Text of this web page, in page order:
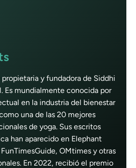
propietaria y fundadora de Siddhi
Es mundialmente conocida por
en la industria del bienestar
una de las 20 mejores
de yoga. Sus escritos
han aparecido en Elephant
OMtimes y otras
En 2022, recibió el premio